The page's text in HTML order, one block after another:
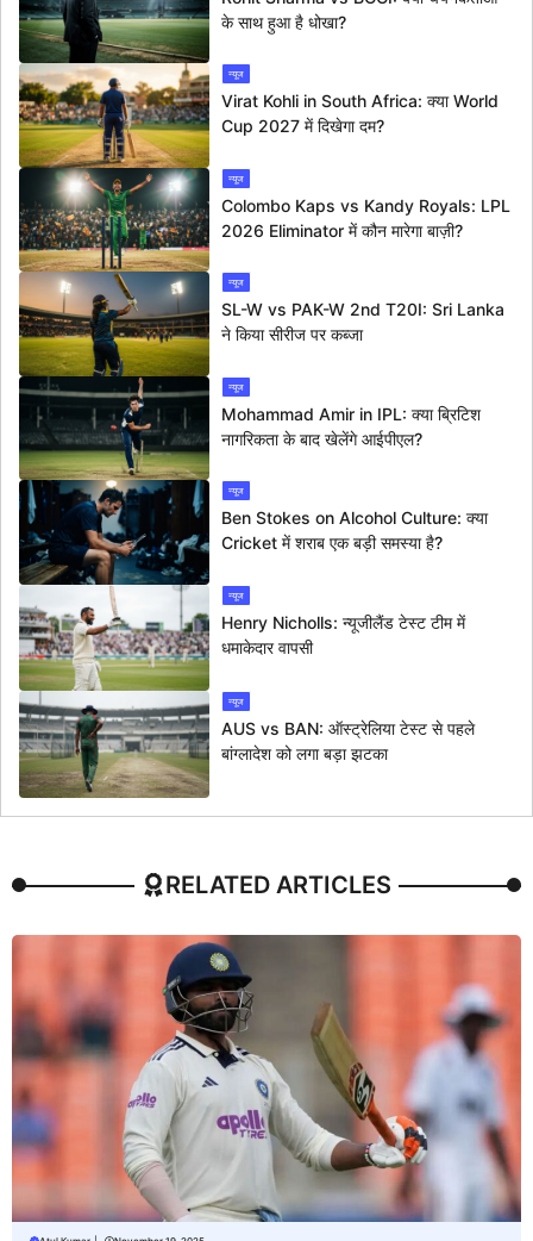
के साथ हुआ है धोखा?
न्यूज
Virat Kohli in South Africa: क्या World
Cup 2027 में दिखेगा दम?
न्यूज
Colombo Kaps vs Kandy Royals: LPL
2026 Eliminator में कौन मारेगा बाज़ी?
न्यूज
SL-W vs PAK-W 2nd T20I: Sri Lanka
ने किया सीरीज पर कब्जा
न्यूज
Mohammad Amir in IPL: क्या ब्रिटिश
नागरिकता के बाद खेलेंगे आईपीएल?
न्यूज
Ben Stokes on Alcohol Culture: क्या
Cricket में शराब एक बड़ी समस्या है?
न्यूज
Henry Nicholls: न्यूजीलैंड टेस्ट टीम में
धमाकेदार वापसी
न्यूज
AUS vs BAN: ऑस्ट्रेलिया टेस्ट से पहले
बांग्लादेश को लगा बड़ा झटका
RELATED ARTICLES